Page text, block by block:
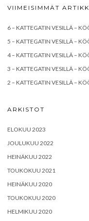
VIIMEISIMMÄT
6 – KATTEGATIN VESILLÄ –
5 – KATTEGATIN VESILLÄ –
4 – KATTEGATIN VESILLÄ –
3 – KATTEGATIN VESILLÄ –
2 – KATTEGATIN VESILLÄ –
ARKISTOT
ELOKUU 2023
JOULUKUU 2022
HEINÄKUU 2022
TOUKOKUU 2021
HEINÄKUU 2020
TOUKOKUU 2020
HELMIKUU 2020